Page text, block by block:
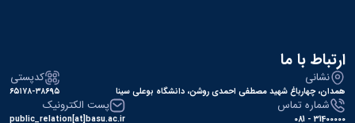
ارتباط با ما
نشانی
همدان، چهارباغ شهید مصطفی احمدی روشن، دانشگاه بوعلی سینا
کدپستی
۶۵۱۷۸-۳۸۶۹۵
شماره تماس
31400000 - 081
پست الکترونیک
public_relation[at]basu.ac.ir